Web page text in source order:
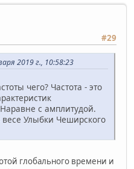
#29
2019 г., 10:58:23
чего? Частота - это
с амплитудой.
весе Улыбки Чеширского
глобального времени и